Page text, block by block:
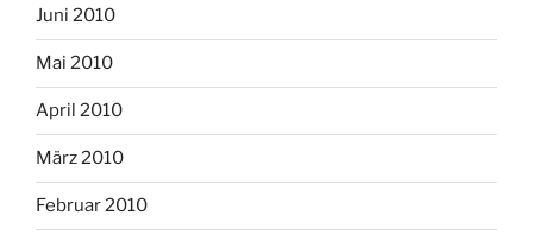
Juni 2010
Mai 2010
April 2010
März 2010
Februar 2010